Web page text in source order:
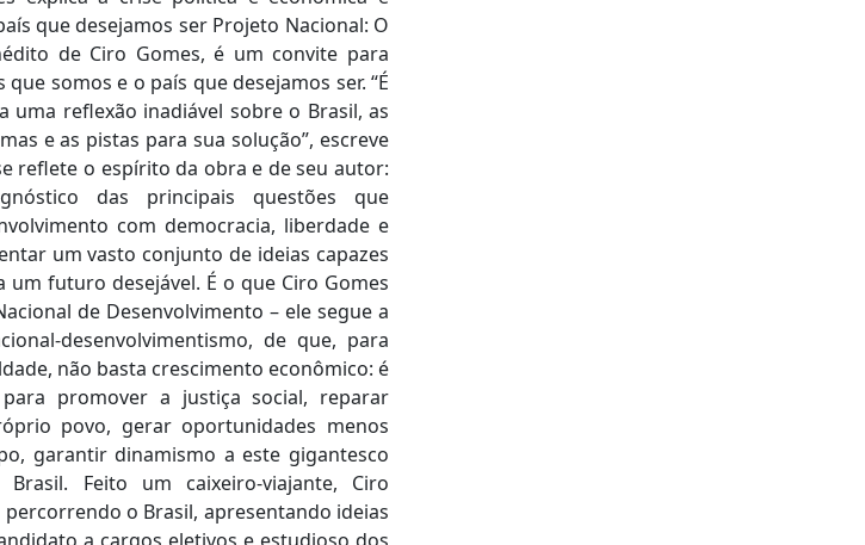
que desejamos ser Projeto Nacional: O
de Ciro Gomes, é um convite para
somos e o país que desejamos ser. “É
uma reflexão inadiável sobre o Brasil, as
e as pistas para sua solução”, escreve
reflete o espírito da obra e de seu autor:
das principais questões que
com democracia, liberdade e
um vasto conjunto de ideias capazes
futuro desejável. É o que Ciro Gomes
de Desenvolvimento – ele segue a
desenvolvimentismo, de que, para
não basta crescimento econômico: é
promover a justiça social, reparar
povo, gerar oportunidades menos
garantir dinamismo a este gigantesco
Feito um caixeiro-viajante, Ciro
o Brasil, apresentando ideias